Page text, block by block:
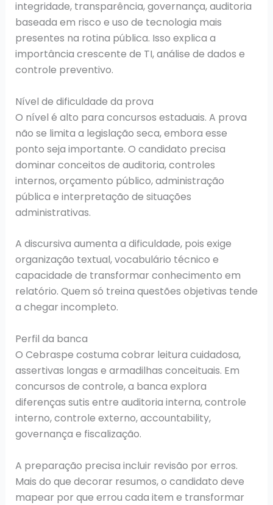
integridade, transparência, governança, auditoria
baseada em risco e uso de tecnologia mais
presentes na rotina pública. Isso explica a
importância crescente de TI, análise de dados e
controle preventivo.
Nível de dificuldade da prova
O nível é alto para concursos estaduais. A prova
não se limita a legislação seca, embora esse
ponto seja importante. O candidato precisa
dominar conceitos de auditoria, controles
internos, orçamento público, administração
pública e interpretação de situações
administrativas.
A discursiva aumenta a dificuldade, pois exige
organização textual, vocabulário técnico e
capacidade de transformar conhecimento em
relatório. Quem só treina questões objetivas tende
a chegar incompleto.
Perfil da banca
O Cebraspe costuma cobrar leitura cuidadosa,
assertivas longas e armadilhas conceituais. Em
concursos de controle, a banca explora
diferenças sutis entre auditoria interna, controle
interno, controle externo, accountability,
governança e fiscalização.
A preparação precisa incluir revisão por erros.
Mais do que decorar resumos, o candidato deve
mapear por que errou cada item e transformar